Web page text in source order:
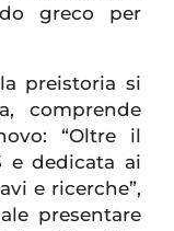
greco per
preistoria si
comprende
“Oltre il
e dedicata ai
e ricerche”,
presentare